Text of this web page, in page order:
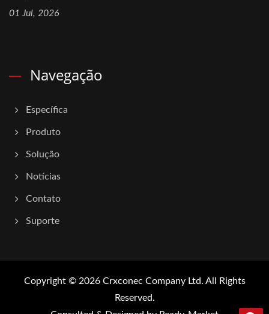
01 Jul, 2026
Navegação
Específica
Produto
Solução
Notícias
Contato
Suporte
Copyright © 2026 Crxconec Company Ltd. All Rights
Reserved.